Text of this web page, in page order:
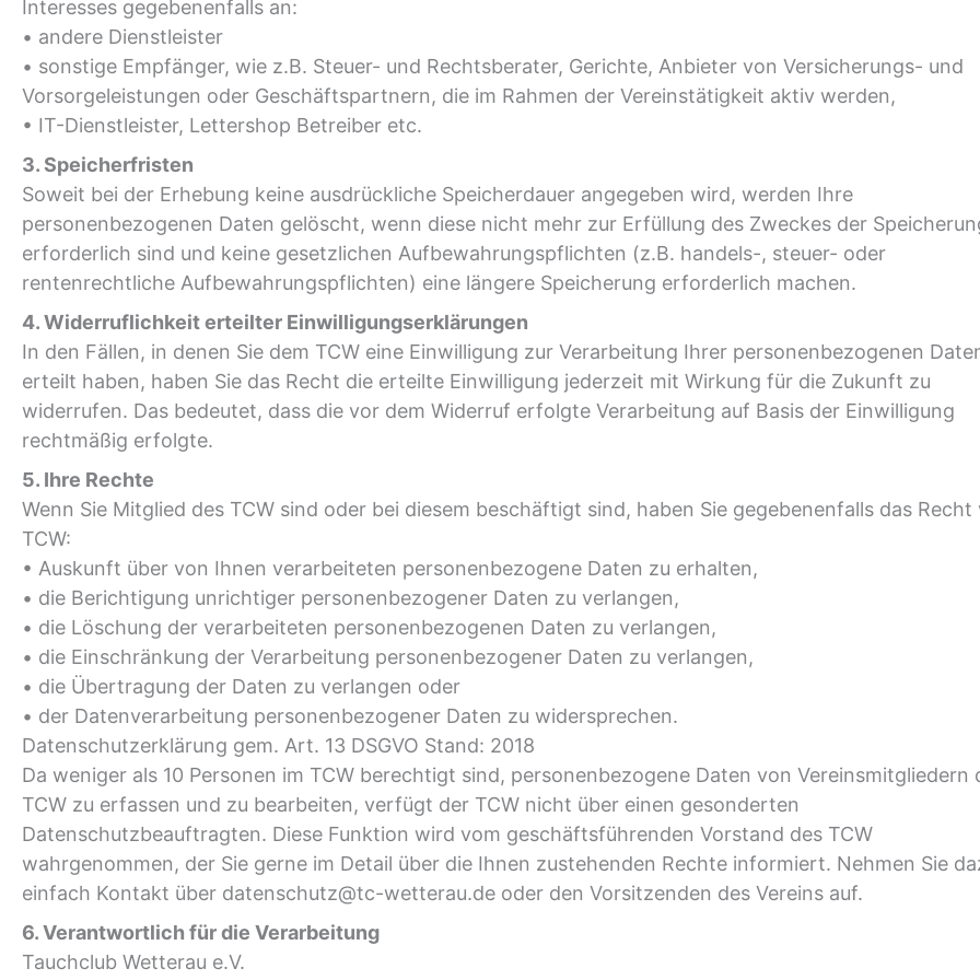
Interesses gegebenenfalls an:
• andere Dienstleister
• sonstige Empfänger, wie z.B. Steuer- und Rechtsberater, Gerichte, Anbieter von Versicherungs- und
Vorsorgeleistungen oder Geschäftspartnern, die im Rahmen der Vereinstätigkeit aktiv werden,
• IT-Dienstleister, Lettershop Betreiber etc.
3. Speicherfristen
Soweit bei der Erhebung keine ausdrückliche Speicherdauer angegeben wird, werden Ihre
personenbezogenen Daten gelöscht, wenn diese nicht mehr zur Erfüllung des Zweckes der
erforderlich sind und keine gesetzlichen Aufbewahrungspflichten (z.B. handels-, steuer- oder
rentenrechtliche Aufbewahrungspflichten) eine längere Speicherung erforderlich machen.
4. Widerruflichkeit erteilter Einwilligungserklärungen
In den Fällen, in denen Sie dem TCW eine Einwilligung zur Verarbeitung Ihrer personenbezogenen
erteilt haben, haben Sie das Recht die erteilte Einwilligung jederzeit mit Wirkung für die Zukunft zu
widerrufen. Das bedeutet, dass die vor dem Widerruf erfolgte Verarbeitung auf Basis der Einwilligung
rechtmäßig erfolgte.
5. Ihre Rechte
Wenn Sie Mitglied des TCW sind oder bei diesem beschäftigt sind, haben Sie gegebenenfalls das Recht
TCW:
• Auskunft über von Ihnen verarbeiteten personenbezogene Daten zu erhalten,
• die Berichtigung unrichtiger personenbezogener Daten zu verlangen,
• die Löschung der verarbeiteten personenbezogenen Daten zu verlangen,
• die Einschränkung der Verarbeitung personenbezogener Daten zu verlangen,
• die Übertragung der Daten zu verlangen oder
• der Datenverarbeitung personenbezogener Daten zu widersprechen.
Datenschutzerklärung gem. Art. 13 DSGVO Stand: 2018
Da weniger als 10 Personen im TCW berechtigt sind, personenbezogene Daten von Vereinsmitgliedern
TCW zu erfassen und zu bearbeiten, verfügt der TCW nicht über einen gesonderten
Datenschutzbeauftragten. Diese Funktion wird vom geschäftsführenden Vorstand des TCW
wahrgenommen, der Sie gerne im Detail über die Ihnen zustehenden Rechte informiert. Nehmen Sie
einfach Kontakt über datenschutz@tc-wetterau.de oder den Vorsitzenden des Vereins auf.
6. Verantwortlich für die Verarbeitung
Tauchclub Wetterau e.V.